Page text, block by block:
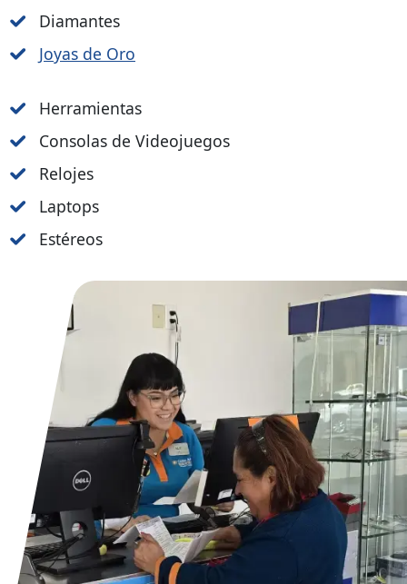
Diamantes
Joyas de Oro
Herramientas
Consolas de Videojuegos
Relojes
Laptops
Estéreos